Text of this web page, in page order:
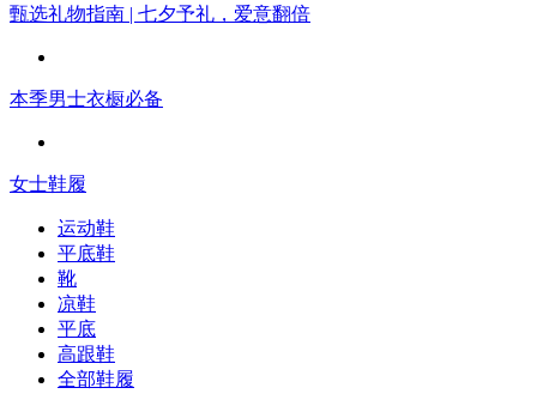
甄选礼物指南 | 七夕予礼，爱意翻倍
本季男士衣橱必备
女士鞋履
运动鞋
平底鞋
靴
凉鞋
平底
高跟鞋
全部鞋履